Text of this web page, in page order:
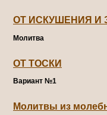
ОТ ИСКУШЕНИЯ И
Молитва
ОТ ТОСКИ
Вариант №1
Молитвы из